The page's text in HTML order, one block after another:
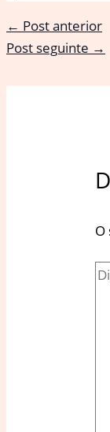
← Post anterior
Post seguinte →
O